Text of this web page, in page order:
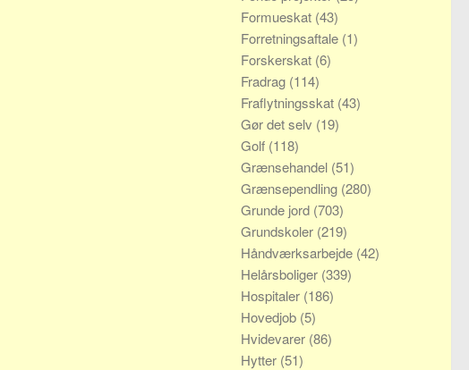
Formueskat (43)
Forretningsaftale (1)
Forskerskat (6)
Fradrag (114)
Fraflytningsskat (43)
Gør det selv (19)
Golf (118)
Grænsehandel (51)
Grænsependling (280)
Grunde jord (703)
Grundskoler (219)
Håndværksarbejde (42)
Helårsboliger (339)
Hospitaler (186)
Hovedjob (5)
Hvidevarer (86)
Hytter (51)